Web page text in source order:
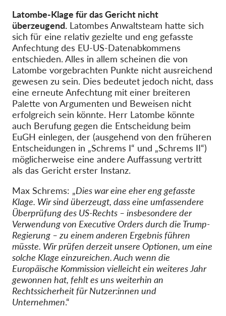
Latombe-Klage für das Gericht nicht
überzeugend. Latombes Anwaltsteam hatte sich
sich für eine relativ gezielte und eng gefasste
Anfechtung des EU-US-Datenabkommens
entschieden. Alles in allem scheinen die von
Latombe vorgebrachten Punkte nicht ausreichend
gewesen zu sein. Dies bedeutet jedoch nicht, dass
eine erneute Anfechtung mit einer breiteren
Palette von Argumenten und Beweisen nicht
erfolgreich sein könnte. Herr Latombe könnte
auch Berufung gegen die Entscheidung beim
EuGH einlegen, der (ausgehend von den früheren
Entscheidungen in „Schrems I“ und „Schrems II“)
möglicherweise eine andere Auffassung vertritt
als das Gericht erster Instanz.
Max Schrems: „Dies war eine eher eng gefasste
Klage. Wir sind überzeugt, dass eine umfassendere
Überprüfung des US-Rechts – insbesondere der
Verwendung von Executive Orders durch die Trump-
Regierung – zu einem anderen Ergebnis führen
müsste. Wir prüfen derzeit unsere Optionen, um eine
solche Klage einzureichen. Auch wenn die
Europäische Kommission vielleicht ein weiteres Jahr
gewonnen hat, fehlt es uns weiterhin an
Rechtssicherheit für Nutzer:innen und
Unternehmen.“